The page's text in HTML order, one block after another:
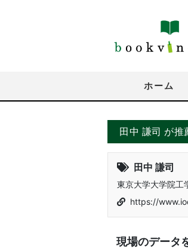
ホーム
田中 謙司 が推
田中 謙司
東京大学大学院工
https://
現場のデータ